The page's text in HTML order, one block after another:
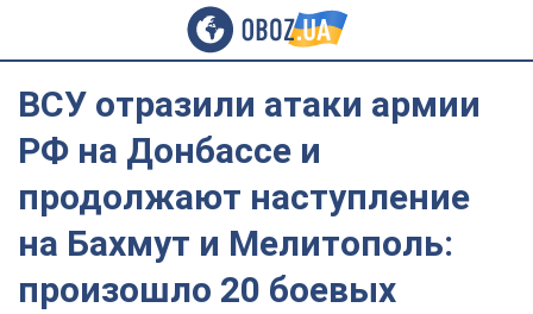
ВСУ отразили атаки армии
РФ на Донбассе и
продолжают наступление
на Бахмут и Мелитополь:
произошло 20 боевых